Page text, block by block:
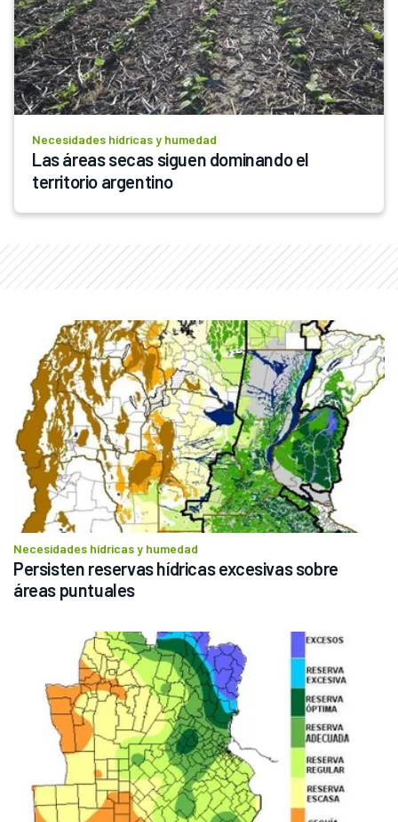
Necesidades hídricas y humedad
Las áreas secas siguen dominando el
territorio argentino
Necesidades hídricas y humedad
Persisten reservas hídricas excesivas sobre
áreas puntuales